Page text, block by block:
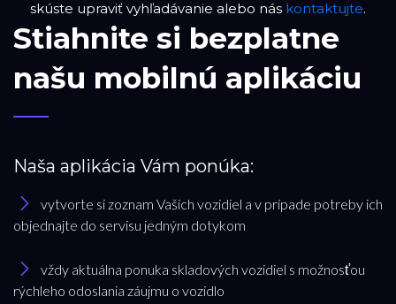
DEMO VOZIDLÁ
APPROVED VOZIDLÁ
Značka
skúste upraviť vyhľadávanie alebo nás kontaktujte.
Stiahnite si bezplatne
našu mobilnú aplikáciu
Naša aplikácia Vám ponúka:
vytvorte si zoznam Vašich vozidiel a v prípade potreby ich
objednajte do servisu jedným dotykom
vždy aktuálna ponuka skladových vozidiel s možnosťou
rýchleho odoslania záujmu o vozidlo